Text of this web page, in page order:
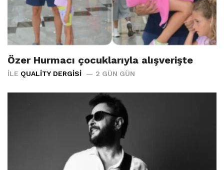
Özer Hurmacı çocuklarıyla alışverişte
İLE QUALITY DERGISI 2 GÜN GÜN